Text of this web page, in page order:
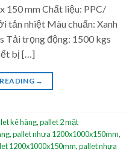
150 mm Chất liệu: PPC/
tản nhiệt Màu chuẩn: Xanh
Tải trọng động: 1500 kgs
bị […]
→
kê hàng,pallet 2 mặt
,pallet nhựa 1200x1000x150mm,
1200x1000x150mm,pallet nhựa